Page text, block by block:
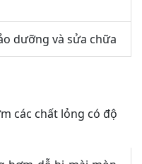
dưỡng và sửa chữa
các chất lỏng có độ